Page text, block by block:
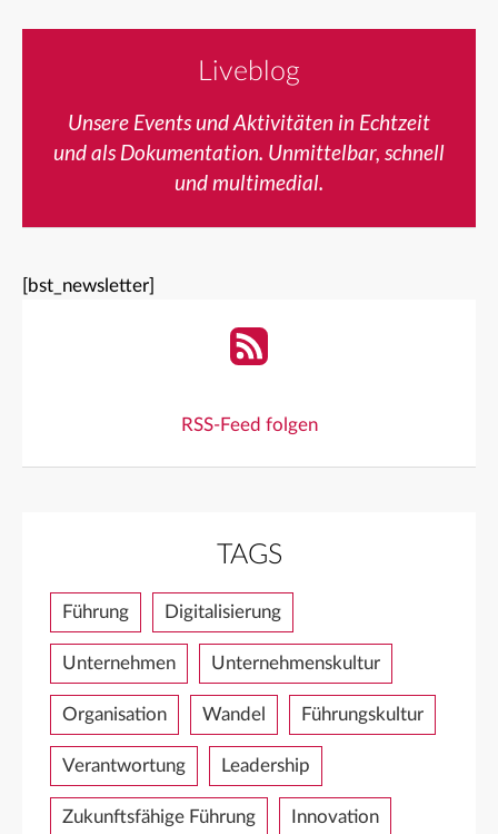
Liveblog
Unsere Events und Aktivitäten in Echtzeit
und als Dokumentation. Unmittelbar, schnell
und multimedial.
[bst_newsletter]
RSS-Feed folgen
TAGS
Führung Digitalisierung
Unternehmen Unternehmenskultur
Organisation Wandel Führungskultur
Verantwortung Leadership
Zukunftsfähige Führung Innovation